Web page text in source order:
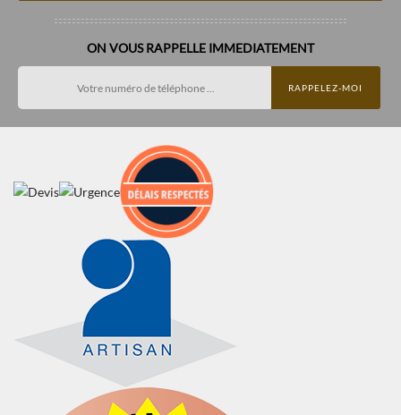
ON VOUS RAPPELLE IMMEDIATEMENT